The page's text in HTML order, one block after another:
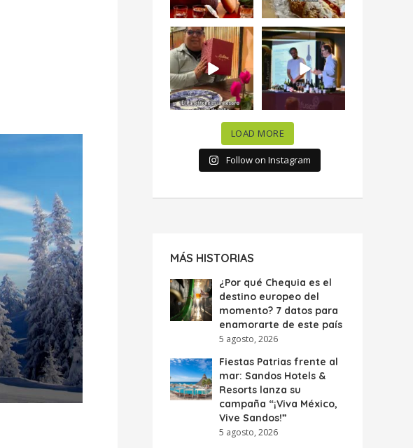
“En #Mallorca
Ciudad de México
celebramos la...
63 7
#SoaunFusionMexic
o una noche única
donde España y...
10 0
LOAD MORE
Follow on Instagram
MÁS HISTORIAS
¿Por qué Chequia es el
destino europeo del
momento? 7 datos para
enamorarte de este país
5 agosto, 2026
Fiestas Patrias frente al
mar: Sandos Hotels &
Resorts lanza su
campaña “¡Viva México,
Vive Sandos!”
5 agosto, 2026